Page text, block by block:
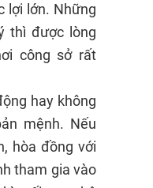
lợi lớn. Những
thì được lòng
công sở rất
hay không
mệnh. Nếu
hòa đồng với
tham gia vào